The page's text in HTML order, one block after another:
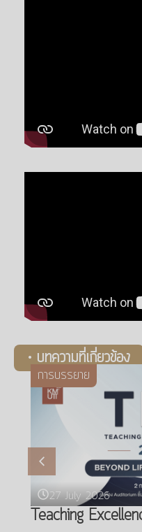
• บทความที่เกี่ยวข้อง
การบรรยาย
27 July 2026
Teaching